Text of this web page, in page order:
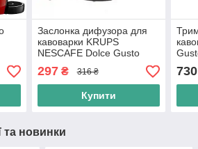
Заслонка дифузора для
кавоварки KRUPS
NESCAFE Dolce Gusto
297₴ 316 ₴
Купити
730
та новинки